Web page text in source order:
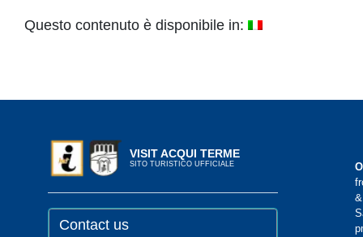
Questo contenuto è disponibile in:
VISIT ACQUI TERME
SITO TURISTICO UFFICIALE
Contact us